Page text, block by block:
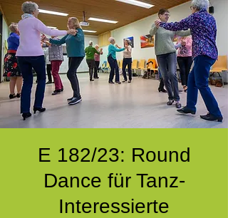
E 182/23: Round
Dance für Tanz-
Interessierte